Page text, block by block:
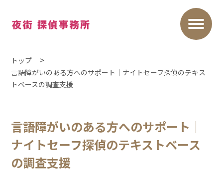
トップ
言語障がいのある方へのサポート｜ナイトセーフ探偵のテキス
トベースの調査支援
言語障がいのある方へのサポート｜
ナイトセーフ探偵のテキストベース
の調査支援